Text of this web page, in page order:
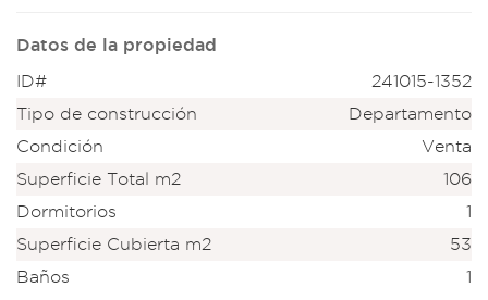
Datos de la propiedad
ID#
241015-1352
Tipo de construcción
Departamento
Condición
Venta
Superficie Total m2
106
Dormitorios
1
Superficie Cubierta m2
53
Baños
1